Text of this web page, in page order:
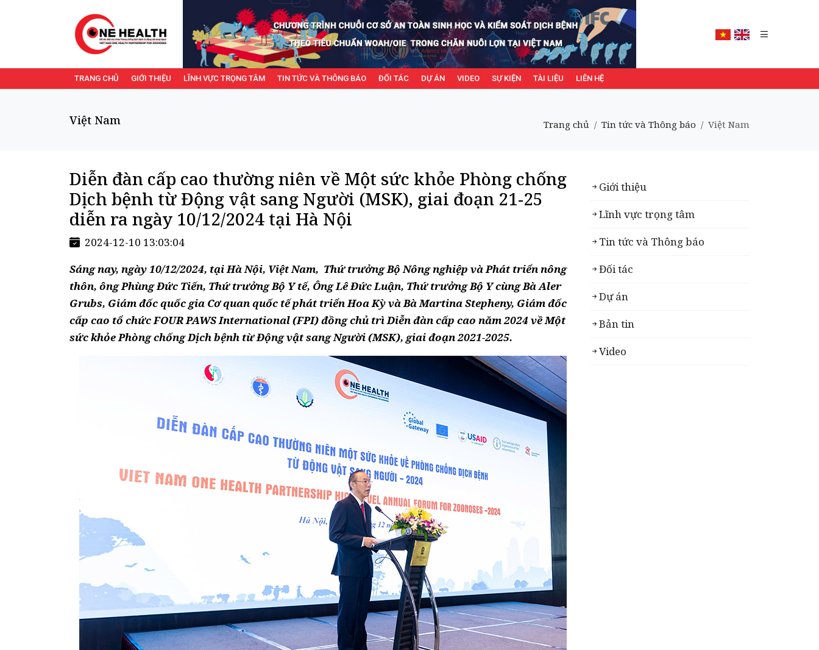
TRANG CHỦ GIỚI THIỆU LĨNH VỰC TRỌNG TÂM TIN TỨC VÀ THÔNG BÁO ĐỐI TÁC DỰ ÁN VIDEO SỰ KIỆN TÀI LIỆU LIÊN HỆ
Trang chủ Tin tức và Thông báo Việt Nam
Việt Nam
Diễn đàn cấp cao thường niên về Một sức khỏe Phòng chống
Dịch bệnh từ Động vật sang Người (MSK), giai đoạn 21-25
diễn ra ngày 10/12/2024 tại Hà Nội
2024-12-10 13:03:04
Sáng nay, ngày 10/12/2024, tại Hà Nội, Việt Nam, Thứ trưởng Bộ Nông nghiệp và Phát triển nông
thôn, ông Phùng Đức Tiến, Thứ trưởng Bộ Y tế, Ông Lê Đức Luận, Thứ trưởng Bộ Y cùng Bà Aler
Grubs, Giám đốc quốc gia Cơ quan quốc tế phát triển Hoa Kỳ và Bà Martina Stepheny, Giám đốc
cấp cao tổ chức FOUR PAWS International (FPI) đồng chủ trì Diễn đàn cấp cao năm 2024 về Một
sức khỏe Phòng chống Dịch bệnh từ Động vật sang Người (MSK), giai đoạn 2021-2025.
Giới thiệu
Lĩnh vực trọng tâm
Tin tức và Thông báo
Đối tác
Dự án
Bản tin
Video